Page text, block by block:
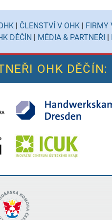
| ČLENSTVÍ V OHK | FIRMY
DĚČÍN | MÉDIA & PARTNEŘI |
OHK DĚČÍN: